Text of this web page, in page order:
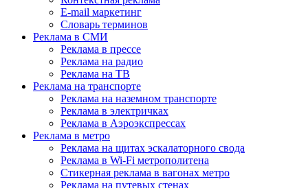
E-mail маркетинг
Словарь терминов
Реклама в СМИ
Реклама в прессе
Реклама на радио
Реклама на ТВ
Реклама на транспорте
Реклама на наземном транспорте
Реклама в электричках
Реклама в Аэроэкспрессах
Реклама в метро
Реклама на щитах эскалаторного свода
Реклама в Wi-Fi метрополитена
Стикерная реклама в вагонах метро
Реклама на путевых стенах